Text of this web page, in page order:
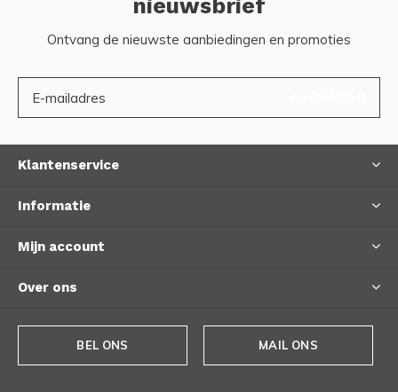
nieuwsbrief
Ontvang de nieuwste aanbiedingen en promoties
Klantenservice
Informatie
Mijn account
Over ons
BEL ONS MAIL ONS